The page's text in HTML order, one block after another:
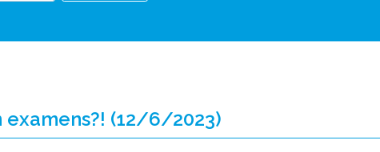
examens?! (12/6/2023)